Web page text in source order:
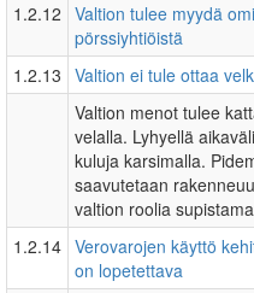
1.2.12 Valtion tulee myydä
pörssiyhtiöistä
1.2.13 Valtion ei tule ottaa
Valtion menot tulee
velalla. Lyhyellä
kuluja karsimalla.
saavutetaan
valtion roolia
1.2.14 Verovarojen käyttö
on lopetettava